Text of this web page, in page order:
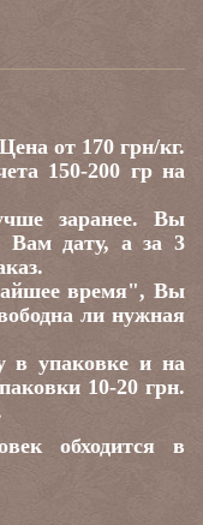
от 170 грн/кг.
150-200 гр на
заранее. Вы
Вам дату, а за 3
время", Вы
ли нужная
в упаковке и на
10-20 грн.
обходится в